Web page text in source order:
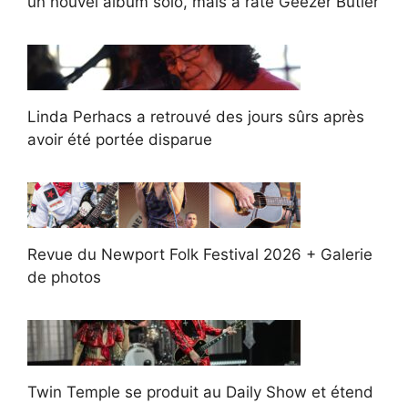
Linda Perhacs a retrouvé des jours sûrs après
avoir été portée disparue
Revue du Newport Folk Festival 2026 + Galerie
de photos
Twin Temple se produit au Daily Show et étend